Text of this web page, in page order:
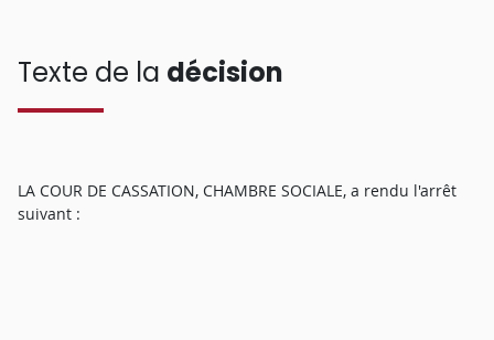
Texte de la décision
LA COUR DE CASSATION, CHAMBRE SOCIALE, a rendu l'arrêt
suivant :